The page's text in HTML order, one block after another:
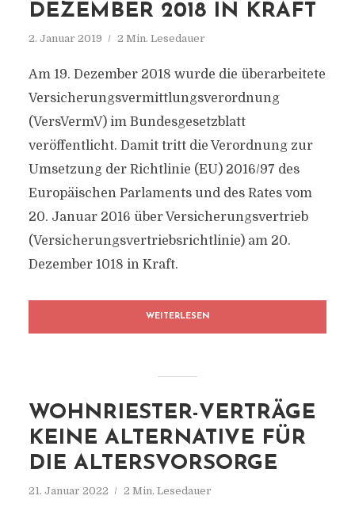
DEZEMBER 2018 IN KRAFT
2. Januar 2019 2 Min. Lesedauer
Am 19. Dezember 2018 wurde die überarbeitete
Versicherungsvermittlungsverordnung
(VersVermV) im Bundesgesetzblatt
veröffentlicht. Damit tritt die Verordnung zur
Umsetzung der Richtlinie (EU) 2016/97 des
Europäischen Parlaments und des Rates vom
20. Januar 2016 über Versicherungsvertrieb
(Versicherungsvertriebsrichtlinie) am 20.
Dezember 1018 in Kraft.
WEITERLESEN
WOHNRIESTER-VERTRÄGE
KEINE ALTERNATIVE FÜR
DIE ALTERSVORSORGE
21. Januar 2022 2 Min. Lesedauer